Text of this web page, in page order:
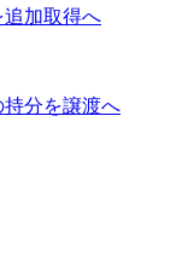
加取得へ
分を譲渡へ